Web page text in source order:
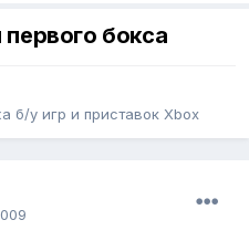
бокса
б/у игр и приставок Xbox